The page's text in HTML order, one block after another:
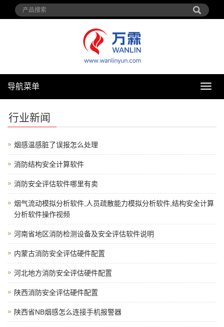
导
导航菜单
行业新闻
烟感温感脏了误报怎么处理
消防结构安全计算软件
消防安全评估软件哪里有卖
烟气流动模拟分析软件,人员疏散能力模拟分析软件,结构安全计算
分析软件操作视频
河南省地区消防检测设备及安全评估软件说明
内蒙古消防安全评估硬件配置
河北地方消防安全评估硬件配置
陕西消防安全评估硬件配置
陕西省NB烟感怎么连接手机报警器